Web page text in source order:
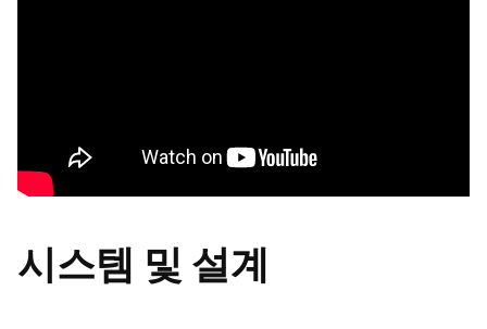
시스템 및 설계